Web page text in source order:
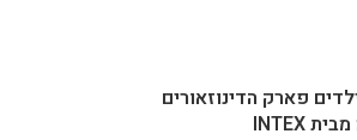
פארק הדינוזאורים